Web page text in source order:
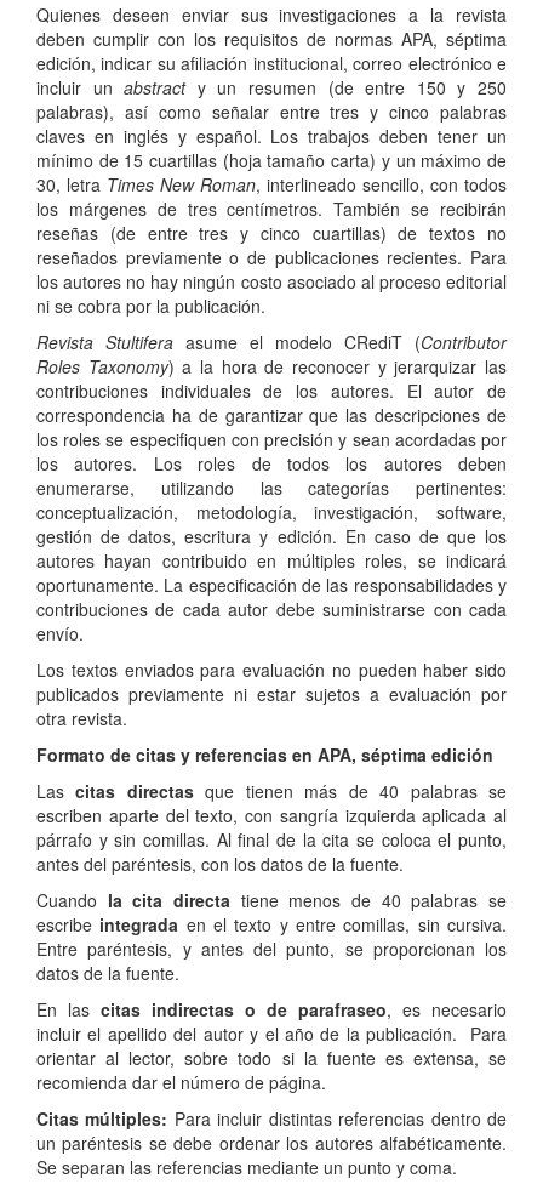
Quienes deseen enviar sus investigaciones a la revista
deben cumplir con los requisitos de normas APA, séptima
edición, indicar su afiliación institucional, correo electrónico e
incluir unabstracty un resumen (de entre 150 y 250
palabras), así como señalar entre tres y cinco palabras
claves en inglés y español. Los trabajos deben tener un
mínimo de 15 cuartillas (hoja tamaño carta) y un máximo de
30, letra Times New Roman, interlineado sencillo, con todos
los márgenes de tres centímetros. También se recibirán
reseñas (de entre tres y cinco cuartillas) de textos no
reseñados previamente o de publicaciones recientes. Para
los autores no hay ningún costo asociado al proceso editorial
ni se cobra por la publicación.
Revista Stultifera asume el modelo CRediT (Contributor
Roles Taxonomy) a la hora de reconocer y jerarquizar las
contribuciones individuales de los autores. El autor de
correspondencia ha de garantizar que las descripciones de
los roles se especifiquen con precisión y sean acordadas por
los autores. Los roles de todos los autores deben
enumerarse, utilizando las categorías pertinentes:
conceptualización, metodología, investigación, software,
gestión de datos, escritura y edición. En caso de que los
autores hayan contribuido en múltiples roles, se indicará
oportunamente. La especificación de las responsabilidades y
contribuciones de cada autor debe suministrarse con cada
envío.
Los textos enviados para evaluación no pueden haber sido
publicados previamente ni estar sujetos a evaluación por
otra revista.
Formato de citas y referencias en APA, séptima edición
Lascitas directasque tienen más de 40 palabras se
escriben aparte del texto, con sangría izquierda aplicada al
párrafo y sin comillas. Al final de la cita se coloca el punto,
antes del paréntesis, con los datos de la fuente.
Cuando la cita directa tiene menos de 40 palabras se
escribe integrada en el texto y entre comillas, sin cursiva.
Entre paréntesis, y antes del punto, se proporcionan los
datos de la fuente.
En las citas indirectas o de parafraseo, es necesario
incluir el apellido del autor y el año de la publicación. Para
orientar al lector, sobre todo si la fuente es extensa, se
recomienda dar el número de página.
Citas múltiples: Para incluir distintas referencias dentro de
un paréntesis se debe ordenar los autores alfabéticamente.
Se separan las referencias mediante un punto y coma.